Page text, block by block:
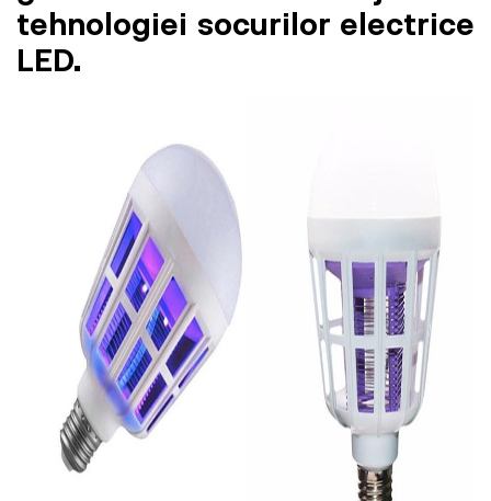
tehnologiei socurilor electrice
LED.